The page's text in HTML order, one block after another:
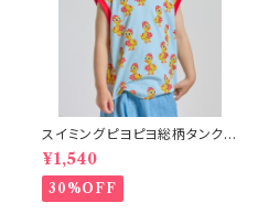
スイミングピヨピヨ総柄タンクト
ップ サックス
¥1,540
30%OFF